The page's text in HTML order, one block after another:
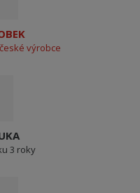
výrobce
3 roky